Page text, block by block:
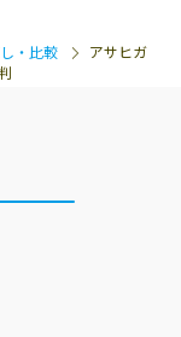
・比較
アサヒガ